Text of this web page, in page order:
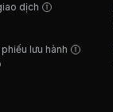
dịch
lưu hành